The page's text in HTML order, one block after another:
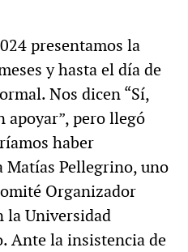
presentamos la
y hasta el día de
Nos dicen “Sí,
apoyar”, pero llegó
haber
Matías Pellegrino, uno
Organizador
la Universidad
Ante la insistencia de